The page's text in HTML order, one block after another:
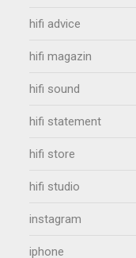
hifi advice
hifi magazin
hifi sound
hifi statement
hifi store
hifi studio
instagram
iphone